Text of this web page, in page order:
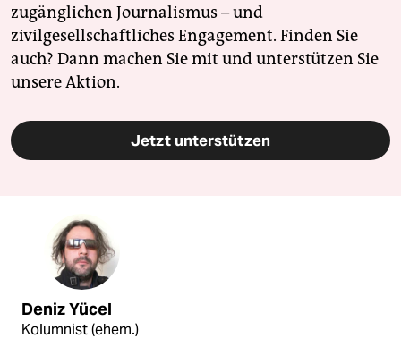
zugänglichen Journalismus – und
zivilgesellschaftliches Engagement. Finden Sie
auch? Dann machen Sie mit und unterstützen Sie
unsere Aktion.
Jetzt unterstützen
Deniz Yücel
Kolumnist (ehem.)